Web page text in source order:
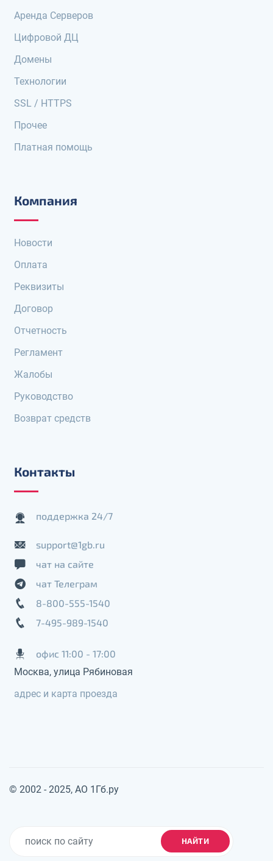
Аренда Серверов
Цифровой ДЦ
Домены
Технологии
SSL / HTTPS
Прочее
Платная помощь
Компания
Новости
Оплата
Реквизиты
Договор
Отчетность
Регламент
Жалобы
Руководство
Возврат средств
Контакты
поддержка 24/7
support@1gb.ru
чат на сайте
чат Телеграм
8-800-555-1540
7-495-989-1540
офис 11:00 - 17:00
Москва, улица Рябиновая
адрес и карта проезда
© 2002 - 2025, АО 1Гб.ру
НАЙТИ